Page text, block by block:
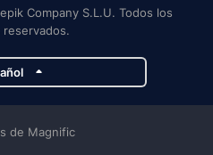
Company S.L.U. Todos los
de Magnific